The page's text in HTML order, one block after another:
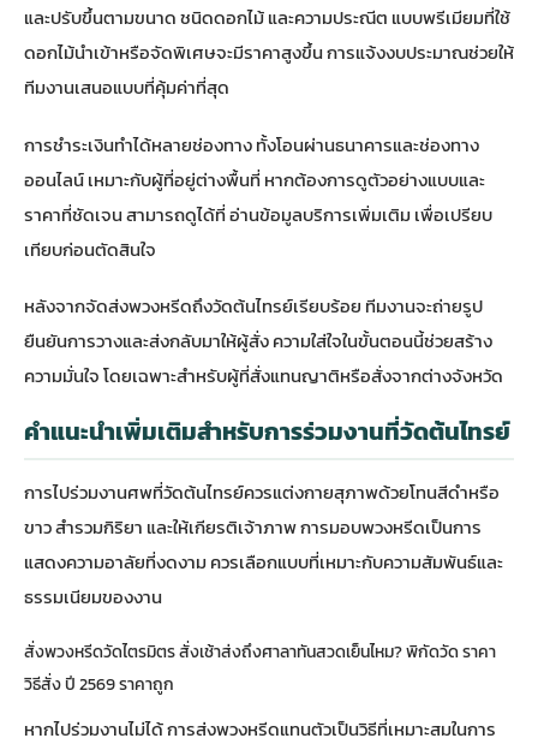
และปรับขึ้นตามขนาด ชนิดดอกไม้ และความประณีต แบบพรีเมียมที่ใช้
ดอกไม้นำเข้าหรือจัดพิเศษจะมีราคาสูงขึ้น การแจ้งงบประมาณช่วยให้
ทีมงานเสนอแบบที่คุ้มค่าที่สุด
การชำระเงินทำได้หลายช่องทาง ทั้งโอนผ่านธนาคารและช่องทาง
ออนไลน์ เหมาะกับผู้ที่อยู่ต่างพื้นที่ หากต้องการดูตัวอย่างแบบและ
ราคาที่ชัดเจน สามารถดูได้ที่อ่านข้อมูลบริการเพิ่มเติมเพื่อเปรียบ
เทียบก่อนตัดสินใจ
หลังจากจัดส่งพวงหรีดถึงวัดต้นไทรย์เรียบร้อย ทีมงานจะถ่ายรูป
ยืนยันการวางและส่งกลับมาให้ผู้สั่ง ความใส่ใจในขั้นตอนนี้ช่วยสร้าง
ความมั่นใจ โดยเฉพาะสำหรับผู้ที่สั่งแทนญาติหรือสั่งจากต่างจังหวัด
คำแนะนำเพิ่มเติมสำหรับการร่วมงานที่วัดต้นไทรย์
การไปร่วมงานศพที่วัดต้นไทรย์ควรแต่งกายสุภาพด้วยโทนสีดำหรือ
ขาว สำรวมกิริยา และให้เกียรติเจ้าภาพ การมอบพวงหรีดเป็นการ
แสดงความอาลัยที่งดงาม ควรเลือกแบบที่เหมาะกับความสัมพันธ์และ
ธรรมเนียมของงาน
สั่งพวงหรีดวัดไตรมิตร สั่งเช้าส่งถึงศาลาทันสวดเย็นไหม? พิกัดวัด ราคา
วิธีสั่ง ปี 2569 ราคาถูก
หากไปร่วมงานไม่ได้ การส่งพวงหรีดแทนตัวเป็นวิธีที่เหมาะสมในการ